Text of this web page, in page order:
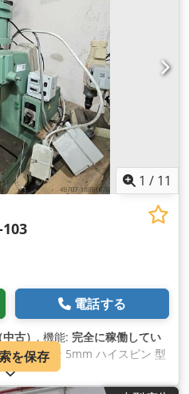
1 / 11
電話する
古） , 機能: 完全に稼働してい
ットマシン 5mm ハイスピン 型
ベット）φ5mm以下 - スピニン
ルトップとスタンプ間の距離：
を保存